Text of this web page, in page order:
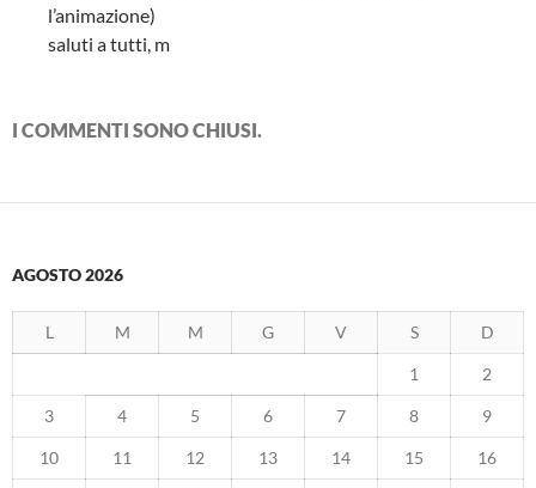
l’animazione)
saluti a tutti, m
I COMMENTI SONO CHIUSI.
AGOSTO 2026
L M M G V S D
1 2
3 4 5 6 7 8 9
10 11 12 13 14 15 16